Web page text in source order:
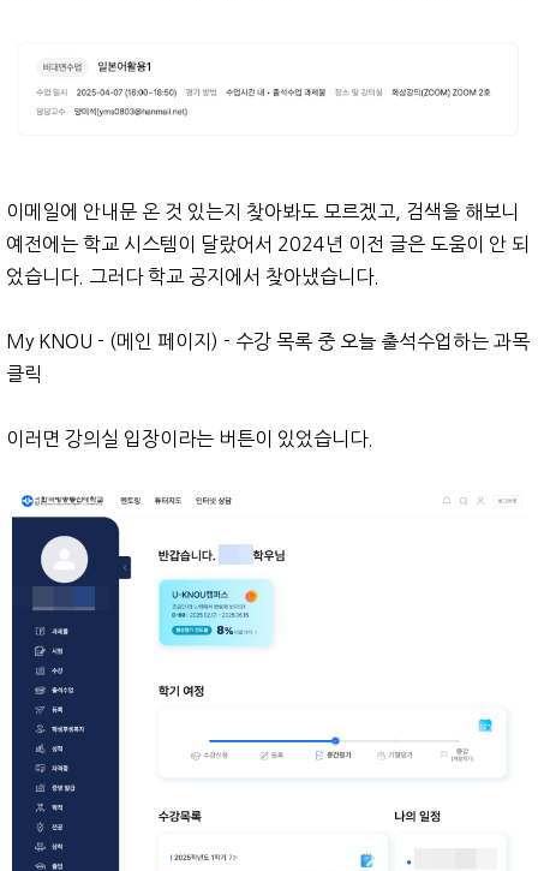
이메일에 안내문 온 것 있는지 찾아봐도 모르겠고, 검색을 해보니
예전에는 학교 시스템이 달랐어서 2024년 이전 글은 도움이 안 되
었습니다. 그러다 학교 공지에서 찾아냈습니다.
My KNOU - (메인 페이지) - 수강 목록 중 오늘 출석수업하는 과목
클릭
이러면 강의실 입장이라는 버튼이 있었습니다.